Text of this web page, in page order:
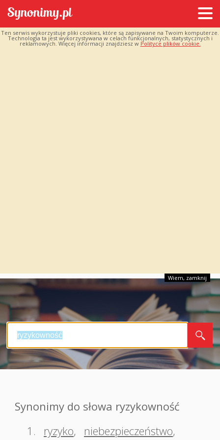
Ten serwis wykorzystuje pliki cookies, które są zapisywane na Twoim komputerze.
Technologia ta jest wykorzystywana w celach funkcjonalnych, statystycznych i
reklamowych. Więcej informacji znajdziesz w Polityce plików cookie.
Wiem, zamknij
Synonimy do słowa ryzykowność
1.
ryzyko, niebezpieczeństwo,